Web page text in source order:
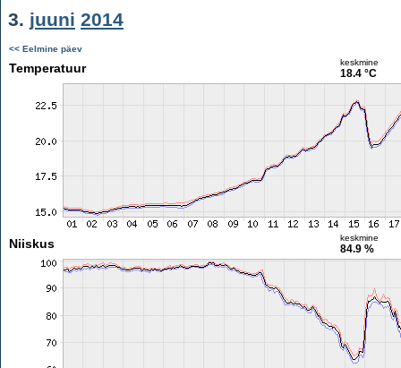
3. juuni 2014
<< Eelmine päev
Temperatuur keskmine
18.4 °C
Niiskus keskmine
84.9 %